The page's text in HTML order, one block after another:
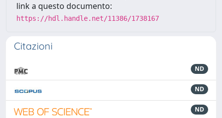
link a questo documento:
https://hdl.handle.net/11386/1738167
Citazioni
ND
ND
ND